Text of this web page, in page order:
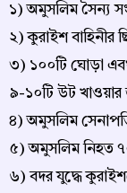
১) অমুসলিম সৈন্য
২) কুরাইশ বাহিনীর
৩) ১০০টি ঘোড়া
৯-১০টি উট
৪) অমুসলিম
৫) অমুসলিম নিহত
৬) বদর যুদ্ধে